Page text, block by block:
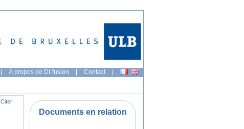
| À propos de DI-fusion | Contact |
Citer
Documents en relation